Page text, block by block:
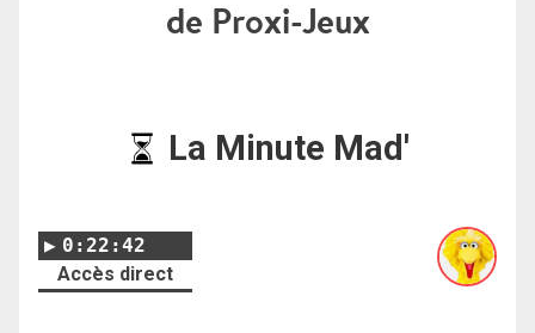
de Proxi-Jeux
La Minute Mad'
0:22:42
Accès direct